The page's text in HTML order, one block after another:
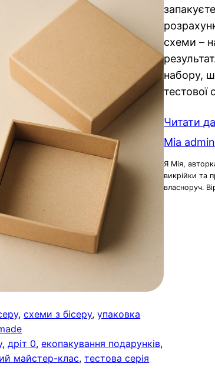
, схеми з бісеру, упаковка
, дріт 0, екопакування подарунків
майстер-клас, тестова серія
схеми –
набору,
тестової
Читати
Mia admin
Я Мія,
викрійки та
власноруч.